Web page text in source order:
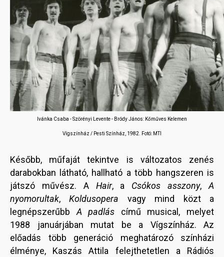
Ivánka Csaba - Szörényi Levente - Bródy János: Kőműves Kelemen
Vígszínház / Pesti Színház, 1982. Fotó: MTI
Később, műfaját tekintve is változatos zenés
darabokban látható, hallható a több hangszeren is
játszó művész. A Hair, a Csókos asszony,A
nyomorultak,Koldusopera vagy mind közt a
legnépszerűbbA padlás című musical, melyet
1988 januárjában mutat be a Vígszínház. Az
előadás több generáció meghatározó színházi
élménye, Kaszás Attila felejthetetlen a Rádiós